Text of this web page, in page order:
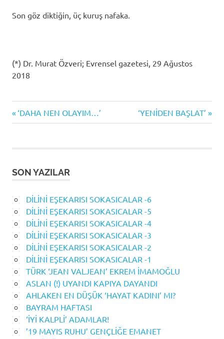
Son göz diktiğin, üç kuruş nafaka.
(*) Dr. Murat Özveri; Evrensel gazetesi, 29 Ağustos
2018
Yazı
Previous
Post:
‘DAHA NEN OLAYIM…’
Next
Post:
‘YENİDEN BAŞLAT’
SON YAZILAR
DİLİNİ EŞEKARISI SOKASICALAR -6
DİLİNİ EŞEKARISI SOKASICALAR -5
DİLİNİ EŞEKARISI SOKASICALAR -4
DİLİNİ EŞEKARISI SOKASICALAR -3
DİLİNİ EŞEKARISI SOKASICALAR -2
DİLİNİ EŞEKARISI SOKASICALAR -1
TÜRK ‘JEAN VALJEAN’ EKREM İMAMOĞLU
ASLAN (!) UYANDI KAPIYA DAYANDI
AHLAKEN EN DÜŞÜK ‘HAYAT KADINI’ MI?
BAYRAM HAFTASI
‘İYİ KALPLİ’ ADAMLAR!
’19 MAYIS RUHU’ GENÇLİĞE EMANET